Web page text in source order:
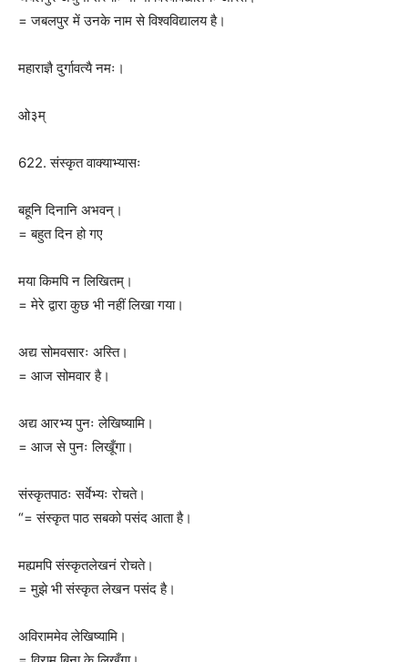
= जबलपुर में उनके नाम से विश्वविद्यालय है।
महाराज्ञै दुर्गावत्यै नमः।
ओ३म्
622. संस्कृत वाक्याभ्यासः
बहूनि दिनानि अभवन्।
= बहुत दिन हो गए
मया किमपि न लिखितम्।
= मेरे द्वारा कुछ भी नहीं लिखा गया।
अद्य सोमवसारः अस्ति।
= आज सोमवार है।
अद्य आरभ्य पुनः लेखिष्यामि।
= आज से पुनः लिखूँगा।
संस्कृतपाठः सर्वेभ्यः रोचते।
“= संस्कृत पाठ सबको पसंद आता है।
मह्यमपि संस्कृतलेखनं रोचते।
= मुझे भी संस्कृत लेखन पसंद है।
अविराममेव लेखिष्यामि।